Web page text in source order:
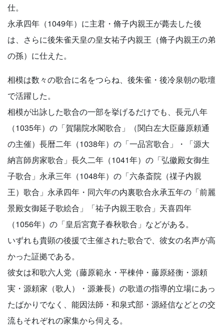
仕。
永承四年（1049年）に主君・脩子内親王が薨去した後
は、さらに後朱雀天皇の皇女祐子内親王（脩子内親王の弟
の孫）に仕えた。
相模は数々の歌合に名をつらね、後朱雀・後冷泉朝の歌壇
で活躍した。
相模が出詠した歌合の一部を挙げるだけでも、長元八年
（1035年）の「賀陽院水閣歌合」（関白左大臣藤原頼通
の主催）長暦二年（1038年）の「一品宮歌合」・「源大
納言師房家歌合」長久二年（1041年）の「弘徽殿女御生
子歌合」永承三年（1048年）の「六条斎院（禖子内親
王）歌合」永承四年・同六年の内裏歌合永承五年の「前麗
景殿女御延子歌絵合」「祐子内親王歌合」天喜四年
（1056年）の「皇后宮寛子春秋歌合」などがある。
いずれも貴顕の後援で主催された歌合で、彼女の名声が高
かった証拠である。
彼女は和歌六人党（藤原範永・平棟仲・藤原経衡・源頼
実・源頼家（歌人）・源兼長）の歌道の指導的立場にあっ
たばかりでなく、能因法師・和泉式部・源経信などとの交
流もそれぞれの家集から伺える。